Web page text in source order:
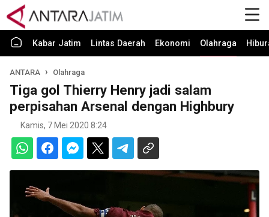
Kabar Jatim Lintas Daerah Ekonomi Olahraga
ANTARA Olahraga
Tiga gol Thierry Henry jadi salam
perpisahan Arsenal dengan Highbury
Kamis, 7 Mei 2020 8:24